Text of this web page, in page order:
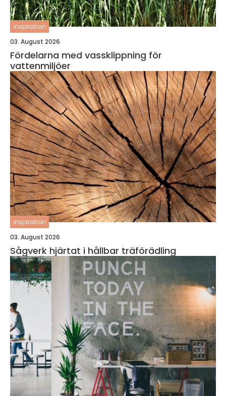
inspiration
03. August 2026
Fördelarna med vassklippning för
vattenmiljöer
inspiration
03. August 2026
Sågverk hjärtat i hållbar träförädling